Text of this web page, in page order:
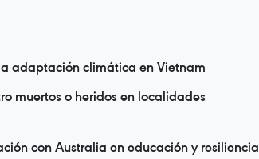
adaptación climática en Vietnam
muertos o heridos en localidades
con Australia en educación y resiliencia